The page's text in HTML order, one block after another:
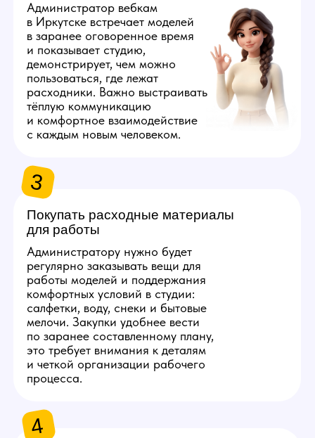
студию в чистоте: раз
в неделю вызывает клининг
и осуществляет контроль
качества работы его
персонала. Небольшие
загрязнения администратор
устраняет самостоятельно.
Совершеннолетие
Поскольку это работа в сфере развлечений
для взрослых, основное условие у вакансии
администратора вебкам в Иркутске —
возраст от 18 лет. При оформлении
мы запросим документ, удостоверяющий
личность. Рассматриваем как девушек, так
и мужчин — пол не важен.
1
2
Соблюдение сроков
и договоренностей
Профессиональный администратор вебкам
расписания напрямую влияют на работу
вебкам моделей. Важна готовность вовремя